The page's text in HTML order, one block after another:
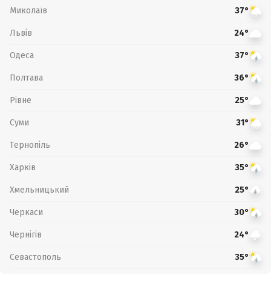
Миколаїв 37°
Львів 24°
Одеса 37°
Полтава 36°
Рівне 25°
Суми 31°
Тернопіль 26°
Харків 35°
Хмельницький 25°
Черкаси 30°
Чернігів 24°
Севастополь 35°